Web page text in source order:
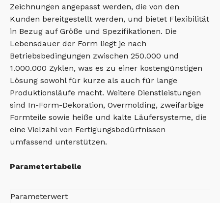
Zeichnungen angepasst werden, die von den
Kunden bereitgestellt werden, und bietet Flexibilität
in Bezug auf Größe und Spezifikationen. Die
Lebensdauer der Form liegt je nach
Betriebsbedingungen zwischen 250.000 und
1.000.000 Zyklen, was es zu einer kostengünstigen
Lösung sowohl für kurze als auch für lange
Produktionsläufe macht. Weitere Dienstleistungen
sind In-Form-Dekoration, Overmolding, zweifarbige
Formteile sowie heiße und kalte Läufersysteme, die
eine Vielzahl von Fertigungsbedürfnissen
umfassend unterstützen.
Parametertabelle
Parameterwert